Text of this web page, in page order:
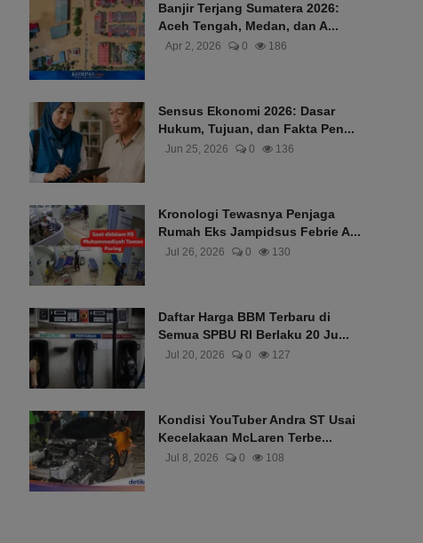
Banjir Terjang Sumatera 2026:
Aceh Tengah, Medan, dan A...
Apr 2, 2026 0 186
Sensus Ekonomi 2026: Dasar
Hukum, Tujuan, dan Fakta Pen...
Jun 25, 2026 0 136
Kronologi Tewasnya Penjaga
Rumah Eks Jampidsus Febrie A...
Jul 26, 2026 0 130
Daftar Harga BBM Terbaru di
Semua SPBU RI Berlaku 20 Ju...
Jul 20, 2026 0 127
Kondisi YouTuber Andra ST Usai
Kecelakaan McLaren Terbe...
Jul 8, 2026 0 108